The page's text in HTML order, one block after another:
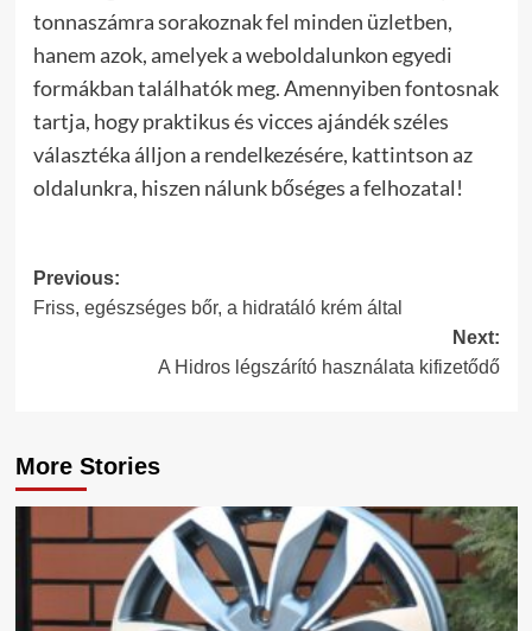
tonnaszámra sorakoznak fel minden üzletben,
hanem azok, amelyek a weboldalunkon egyedi
formákban találhatók meg. Amennyiben fontosnak
tartja, hogy praktikus és vicces ajándék széles
választéka álljon a rendelkezésére, kattintson az
oldalunkra, hiszen nálunk bőséges a felhozatal!
Post
navigation
Previous:
Friss, egészséges bőr, a hidratáló krém által
Next:
A Hidros légszárító használata kifizetődő
More Stories